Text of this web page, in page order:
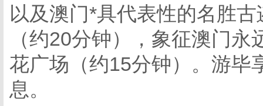
以及澳门*具代表性的名胜
（约20分钟），象征澳门
花广场（约15分钟）。游毕
息。